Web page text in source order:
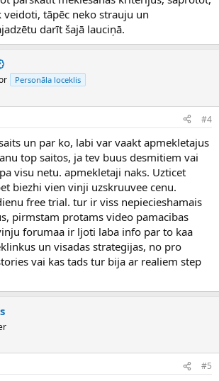
tāpēc neko strauju un
darīt šajā lauciņā.
Personāla loceklis
#4
un par ko, labi var vaakt apmekletajus
top saitos, ja tev buus desmitiem vai
visu netu. apmekletaji naks. Uzticet
biezhi vien vinji uzskruuvee cenu.
free trial. tur ir viss nepiecieshamais
pirmstam protams video pamacibas
forumaa ir ljoti laba info par to kaa
un visadas strategijas, no pro
vai kas tads tur bija ar realiem step
#5